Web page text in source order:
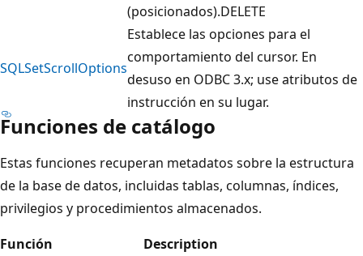
(posicionados).DELETE
SQLSetScrollOptions
Establece las opciones para el
comportamiento del cursor. En
desuso en ODBC 3.x; use atributos de
instrucción en su lugar.
Funciones de catálogo
Estas funciones recuperan metadatos sobre la estructura
de la base de datos, incluidas tablas, columnas, índices,
privilegios y procedimientos almacenados.
Función
Description